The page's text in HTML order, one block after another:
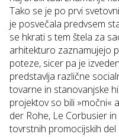
Tako se je po prvi
je posvečala predvsem
se hkrati s tem štela za
arhitekturo zaznamujejo
poteze, sicer pa je
predstavlja različne
tovarne in stanovanjske
projektov so bili »močni«
der Rohe, Le Corbusier
tovrstnih promocijskih del